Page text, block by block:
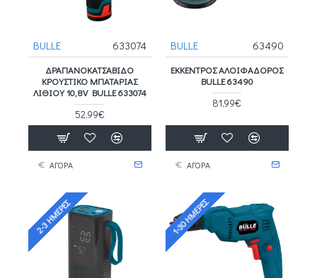
BULLE 633074
ΔΡΑΠΑΝΟΚΑΤΣΆΒΙΔΟ
ΚΡΟΥΣΤΙΚΌ ΜΠΑΤΑΡΊΑΣ
ΛΙΘΊΟΥ 10,8V BULLE 633074
52,99€
ΑΓΟΡΑ
BULLE 63490
ΕΚΚΕΝΤΡΟΣ ΑΛΟΙΦΑΔΟΡΟΣ
BULLE 63490
81,99€
ΑΓΟΡΑ
2-3 ΗΜΈΡΕΣ 1-30 ΗΜΈΡΕΣ